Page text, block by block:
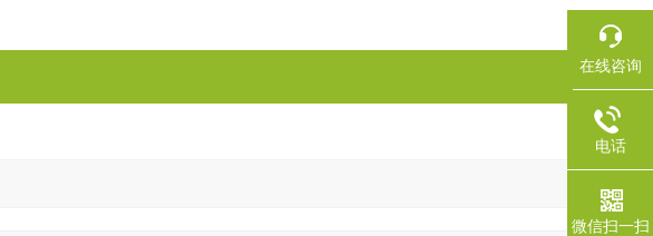
在线咨询
电话
微信扫一扫